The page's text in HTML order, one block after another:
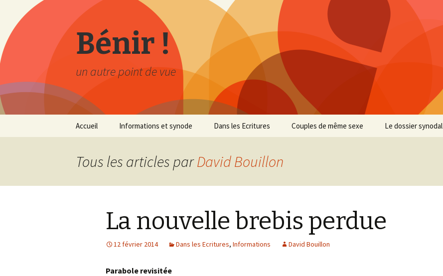
Bénir !
un autre point de vue
Aller au contenu principal
Accueil Informations et synode Dans les Ecritures Couples de même sexe Le dossier synodal
Tous les articles parDavid Bouillon
La nouvelle brebis perdue
12 février 2014 Dans les Ecritures, Informations David Bouillon
Parabole revisitée